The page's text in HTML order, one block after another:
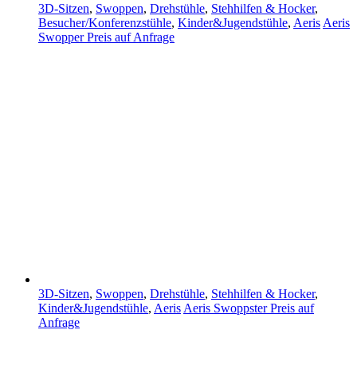
3D-Sitzen, Swoppen, Drehstühle, Stehhilfen & Hocker,
Besucher/Konferenzstühle, Kinder&Jugendstühle, Aeris Aeris
Swopper Preis auf Anfrage
3D-Sitzen, Swoppen, Drehstühle, Stehhilfen & Hocker,
Kinder&Jugendstühle, Aeris Aeris Swoppster Preis auf
Anfrage